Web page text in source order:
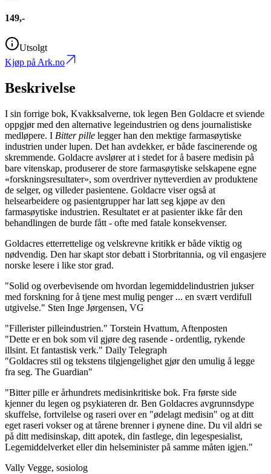
149,-
Utsolgt
Kjøp på Ark.no
Beskrivelse
I sin forrige bok, Kvakksalverne, tok legen Ben Goldacre et sviende
oppgjør med den alternative legeindustrien og dens journalistiske
medløpere. I Bitter pille legger han den mektige farmasøytiske
industrien under lupen. Det han avdekker, er både fascinerende og
skremmende. Goldacre avslører at i stedet for å basere medisin på
bare vitenskap, produserer de store farmasøytiske selskapene egne
«forskningsresultater», som overdriver nytteverdien av produktene
de selger, og villeder pasientene. Goldacre viser også at
helsearbeidere og pasientgrupper har latt seg kjøpe av den
farmasøytiske industrien. Resultatet er at pasienter ikke får den
behandlingen de burde fått - ofte med fatale konsekvenser.
Goldacres etterrettelige og velskrevne kritikk er både viktig og
nødvendig. Den har skapt stor debatt i Storbritannia, og vil engasjere
norske lesere i like stor grad.
"Solid og overbevisende om hvordan legemiddelindustrien jukser
med forskning for å tjene mest mulig penger ... en svært verdifull
utgivelse." Sten Inge Jørgensen, VG
"Fillerister pilleindustrien." Torstein Hvattum, Aftenposten
"Dette er en bok som vil gjøre deg rasende - ordentlig, rykende
illsint. Et fantastisk verk." Daily Telegraph
"Goldacres stil og tekstens tilgjengelighet gjør den umulig å legge
fra seg. The Guardian"
"Bitter pille er århundrets medisinkritiske bok. Fra første side
kjenner du legen og psykiateren dr. Ben Goldacres avgrunnsdype
skuffelse, fortvilelse og raseri over en "ødelagt medisin" og at ditt
eget raseri vokser og at tårene brenner i øynene dine. Du vil aldri se
på ditt medisinskap, ditt apotek, din fastlege, din legespesialist,
Legemiddelverket eller din helseminister på samme måten igjen."
Vally Vegge, sosiolog